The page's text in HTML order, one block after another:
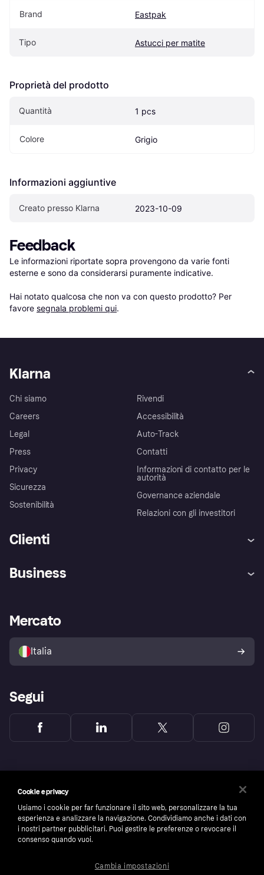
Brand Eastpak
Tipo Astucci per matite
Proprietà del prodotto
Quantità 1 pcs
Colore Grigio
Informazioni aggiuntive
Creato presso Klarna 2023-10-09
Feedback
Le informazioni riportate sopra provengono da varie fonti
esterne e sono da considerarsi puramente indicative.
Hai notato qualcosa che non va con questo prodotto? Per
favore segnala problemi qui.
Klarna
Chi siamo
Careers
Legal
Press
Privacy
Sicurezza
Sostenibilità
Rivendi
Accessibilità
Auto-Track
Contatti
Informazioni di contatto per le
autorità
Governance aziendale
Relazioni con gli investitori
Clienti
Esplora i negozi
Politica di protezione
dell'acquirente Klarna
Business
Accesso aziende
Mercato
Italia
Segui
Cookie e privacy
Usiamo i cookie per far funzionare il sito web, personalizzare la tua
esperienza e analizzare la navigazione. Condividiamo anche i dati con
i nostri partner pubblicitari. Puoi gestire le preferenze o revocare il
consenso quando vuoi.
Cambia impostazioni